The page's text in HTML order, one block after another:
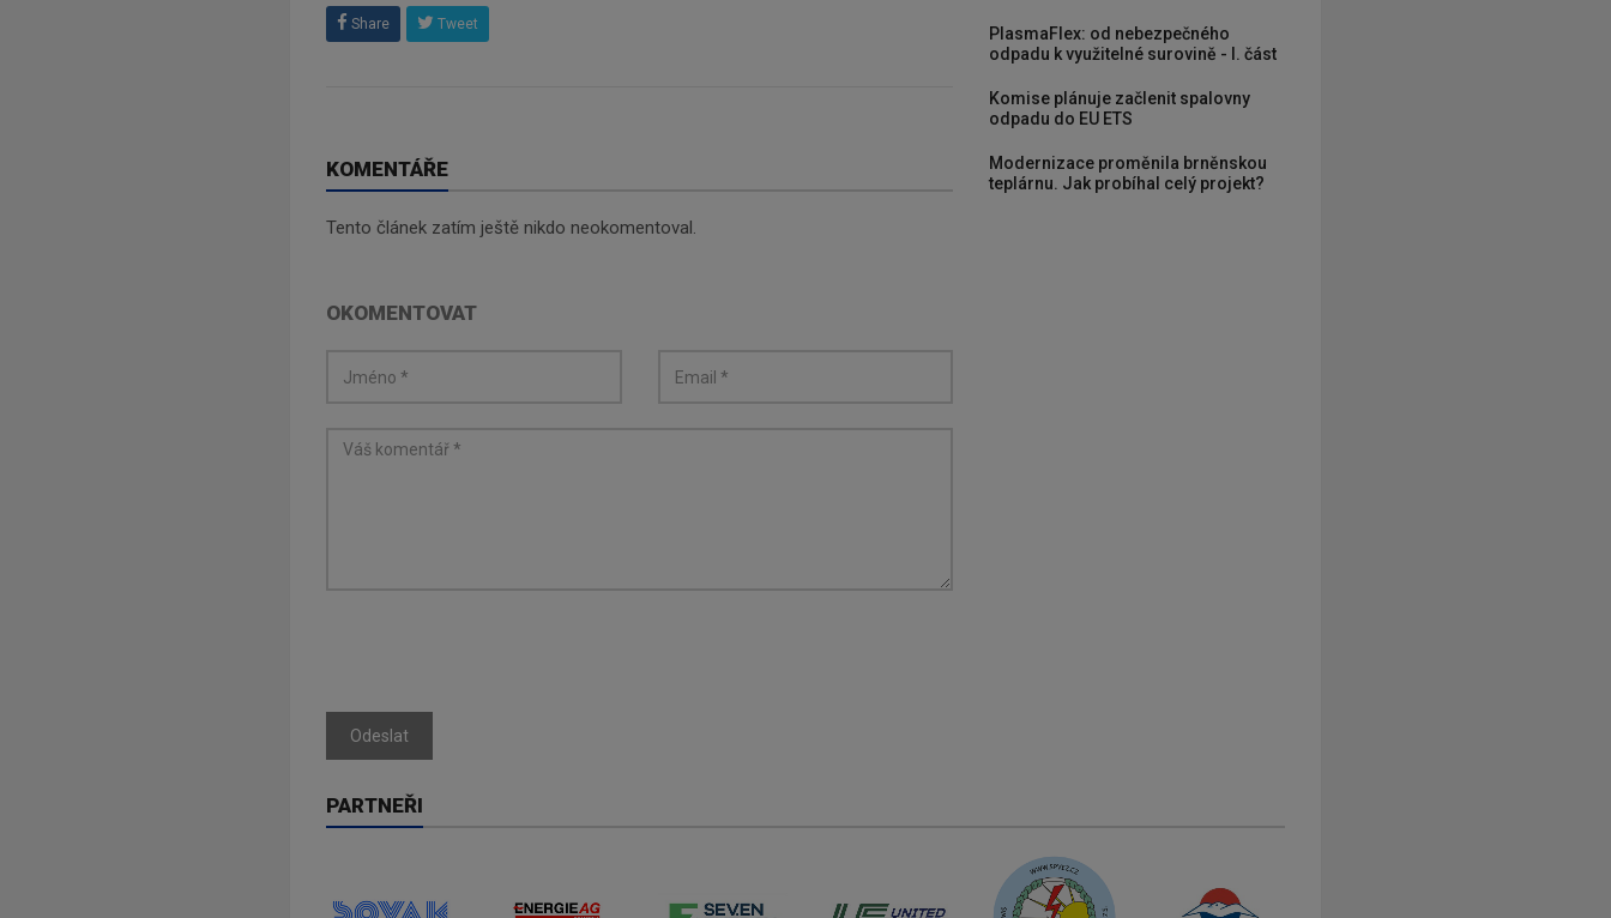
Share Tweet
KOMENTÁŘE
Tento článek zatím ještě nikdo neokomentoval.
OKOMENTOVAT
Odeslat
PlasmaFlex: od nebezpečného
odpadu k využitelné surovině - I. část
Komise plánuje začlenit spalovny
odpadu do EU ETS
Modernizace proměnila brněnskou
teplárnu. Jak probíhal celý projekt?
PARTNEŘI